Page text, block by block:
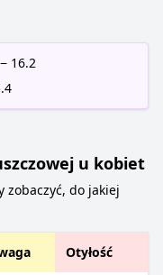
16.2
u kobiet
zobaczyć, do jakiej
Otyłość